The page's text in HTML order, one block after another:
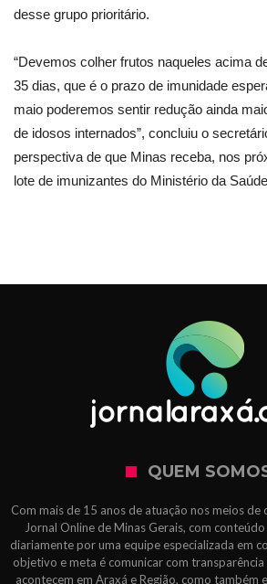
desse grupo prioritário.
“Devemos colher frutos naqueles acima
35 dias, que é o prazo de imunidade
maio poderemos sentir redução ainda
de idosos internados”, concluiu o
perspectiva de que Minas receba, nos
lote de imunizantes do Ministério da
QUEM
Com mais de 15 anos de atuação nos meios de
Jornal Online de Minas Gerais, com
diariamente por uma equipe especializada em
objetivo e meta é comunicar com
acontecem em Araxá e Região, como também